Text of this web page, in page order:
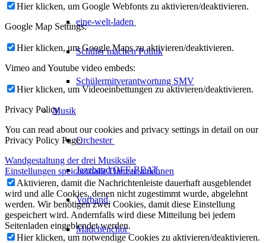
eine-welt-laden
Schüler machen Politik
Schülermitverantwortung SMV
Musik
Orchester
JazzbandOFF-BEAT
Vorband
Mädchenchor
Hier klicken, um Google Webfonts zu aktivieren/deaktivieren.
Google Map Settings:
Hier klicken, um Google Maps zu aktivieren/deaktivieren.
Vimeo and Youtube video embeds:
Hier klicken, um Videoeinbettungen zu aktivieren/deaktivieren.
Privacy Policy
You can read about our cookies and privacy settings in detail on our
Privacy Policy Page.
Wandgestaltung der drei Musiksäle
Einstellungen speichernalle Dienste ablehnen
Aktivieren, damit die Nachrichtenleiste dauerhaft ausgeblendet
wird und alle Cookies, denen nicht zugestimmt wurde, abgelehnt
werden. Wir benötigen zwei Cookies, damit diese Einstellung
gespeichert wird. Andernfalls wird diese Mitteilung bei jedem
Seitenladen eingeblendet werden.
Hier klicken, um notwendige Cookies zu aktivieren/deaktivieren.